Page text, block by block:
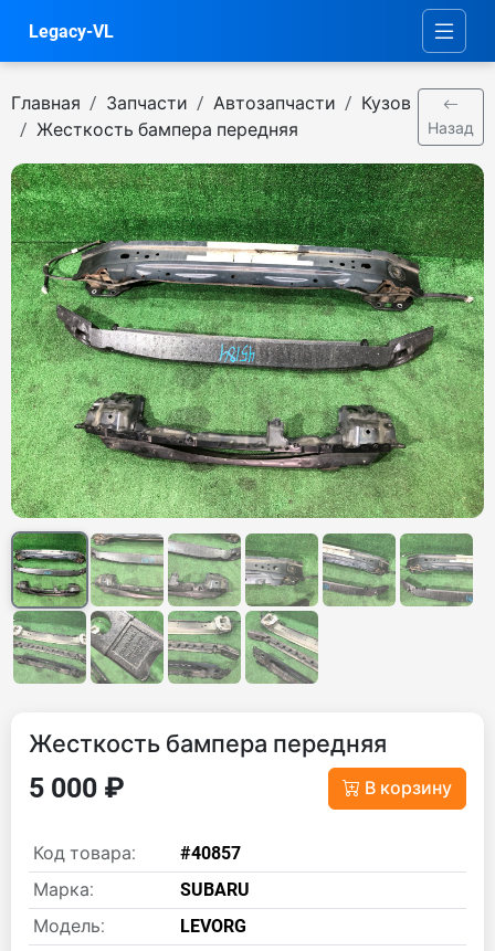
Legacy-VL
Главная Запчасти Автозапчасти
Кузов
Жесткость бампера передняя
Назад
Жесткость бампера передняя
5 000 ₽ В корзину
Код товара:
#40857
Марка:
SUBARU
Модель:
LEVORG